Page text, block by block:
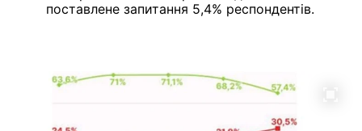
поставлене запитання 5,4% респондентів.